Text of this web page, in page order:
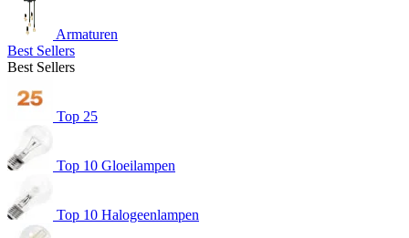
Armaturen
Best Sellers
Best Sellers
Top 25
Top 10 Gloeilampen
Top 10 Halogeenlampen